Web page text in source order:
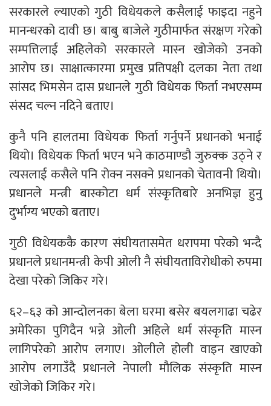
सरकारले ल्याएको गुठी विधेयकले कसैलाई फाइदा नहुने
मानन्धरको दावी छ। बाबु बाजेले गुठीमार्फत संरक्षण गरेको
सम्पत्तिलाई अहिलेको सरकारले मास्न खोजेको उनको
आरोप छ। साक्षात्कारमा प्रमुख प्रतिपक्षी दलका नेता तथा
सांसद भिमसेन दास प्रधानले गुठी विधेयक फिर्ता नभएसम्म
संसद चल्न नदिने बताए।
कुनै पनि हालतमा विधेयक फिर्ता गर्नुपर्ने प्रधानको भनाई
थियो। विधेयक फिर्ता भएन भने काठमाण्डौ जुरुक्क उठ्ने र
त्यसलाई कसैले पनि रोक्न नसक्ने प्रधानको चेतावनी थियो।
प्रधानले मन्त्री बास्कोटा धर्म संस्कृतिबारे अनभिज्ञ हुनु
दुर्भाग्य भएको बताए।
गुठी विधेयककै कारण संघीयतासमेत धरापमा परेको भन्दै
प्रधानले प्रधानमन्त्री केपी ओली नै संघीयताविरोधीको रुपमा
देखा परेको जिकिर गरे।
६२–६३ को आन्दोलनका बेला घरमा बसेर बयलगाढा चढेर
अमेरिका पुगिदैन भन्ने ओली अहिले धर्म संस्कृति मास्न
लागिपरेको आरोप लगाए। ओलीले होली वाइन खाएको
आरोप लगाउँदै प्रधानले नेपाली मौलिक संस्कृति मास्न
खोजेको जिकिर गरे।